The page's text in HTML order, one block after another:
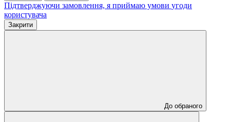
Підтверджуючи замовлення, я приймаю умови угоди
користувача
Закрити
До обраного